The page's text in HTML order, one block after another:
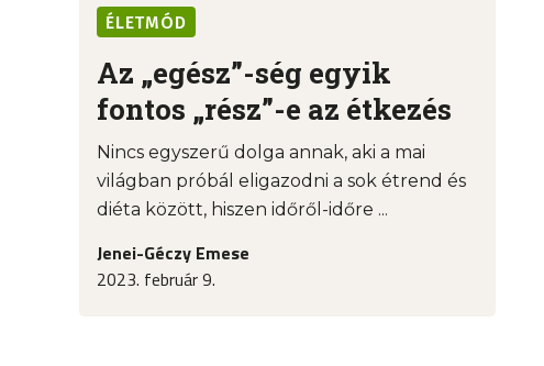
ÉLETMÓD
Az „egész”-ség egyik
fontos „rész”-e az étkezés
Nincs egyszerű dolga annak, aki a mai
világban próbál eligazodni a sok étrend és
diéta között, hiszen időről-időre ...
Jenei-Géczy Emese
2023. február 9.